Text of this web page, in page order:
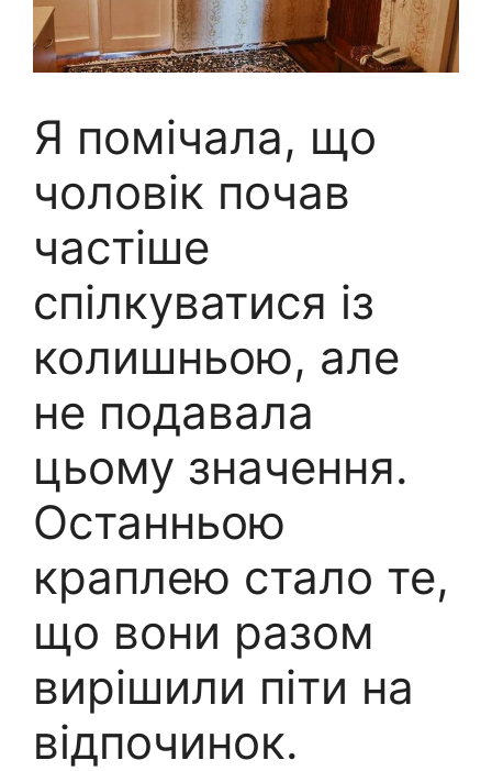
Я помічала, що
чоловік почав
частіше
спілкуватися із
колишньою, але
не подавала
цьому значення.
Останньою
краплею стало те,
що вони разом
вирішили піти на
відпочинок.